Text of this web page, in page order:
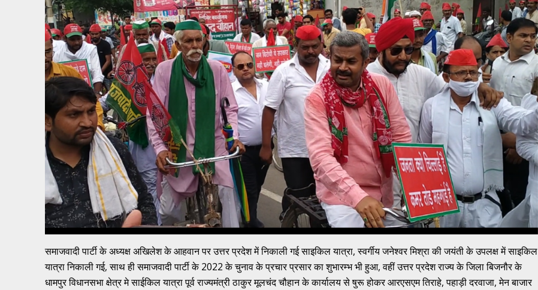
समाजवादी पार्टी के अध्यक्ष अखिलेश के आहवान पर उत्तर प्रदेश में निकाली गई साइकिल यात्रा, स्वर्गीय जनेश्वर मिश्रा की जयंती के उपलक्ष में साइकिल
यात्रा निकाली गई, साथ ही समाजवादी पार्टी के 2022 के चुनाव के प्रचार प्रसार का शुभारम्भ भी हुआ, वहीं उत्तर प्रदेश राज्य के जिला बिजनौर के
धामपुर विधानसभा क्षेत्र मे साईकिल यात्रा पूर्व राज्यमंत्री ठाकुर मूलचंद चौहान के कार्यालय से षुरू होकर आरएसएम तिराहे, पहाड़ी दरवाजा, मेन बाजार